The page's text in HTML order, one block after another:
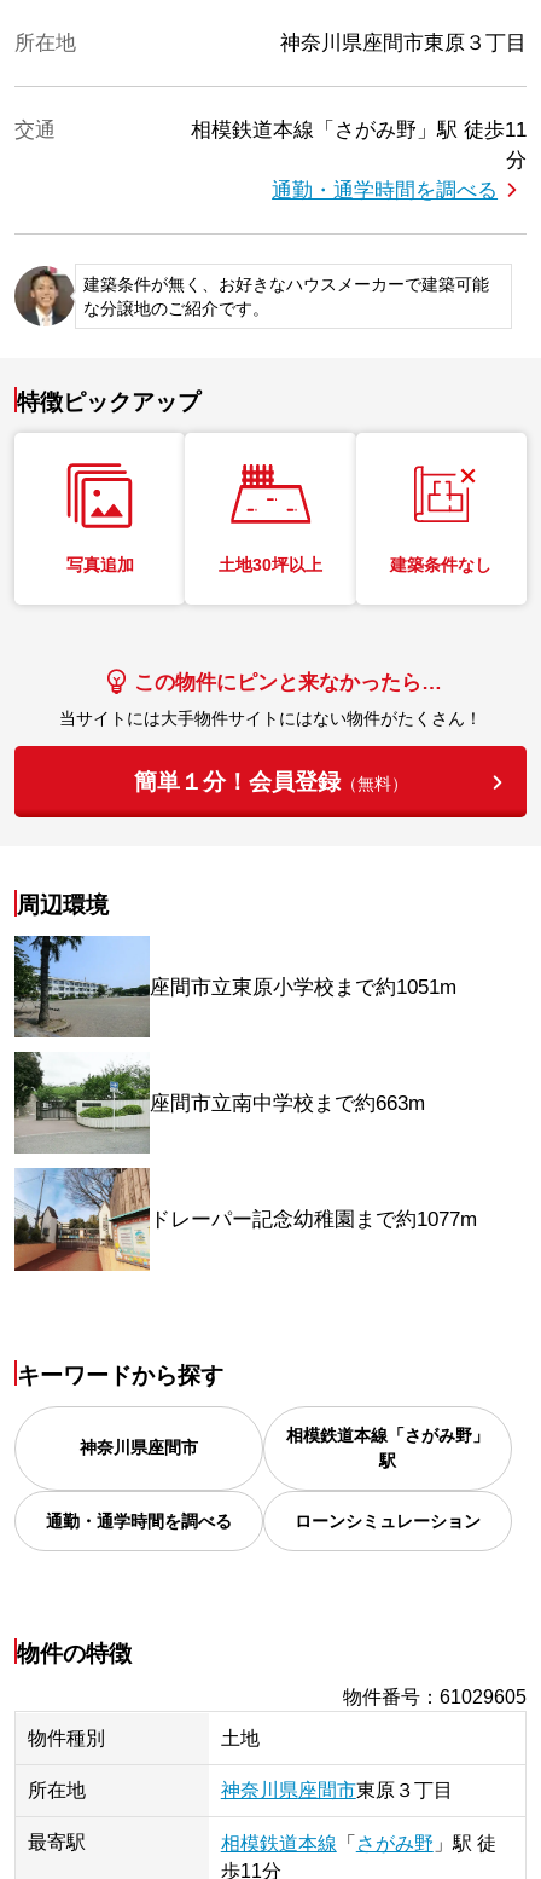
所在地 神奈川県座間市東原３丁目
交通 相模鉄道本線「さがみ野」駅 徒歩11
分
通勤・通学時間を調べる
建築条件が無く、お好きなハウスメーカーで建築可能
な分譲地のご紹介です。
特徴ピックアップ
写真追加 土地30坪以上 建築条件なし
この物件にピンと来なかったら…
当サイトには大手物件サイトにはない物件がたくさん！
簡単１分！会員登録（無料）
周辺環境
座間市立東原小学校まで約1051m
座間市立南中学校まで約663m
ドレーパー記念幼稚園まで約1077m
キーワードから探す
神奈川県座間市
相模鉄道本線「さがみ野」
駅
通勤・通学時間を調べる ローンシミュレーション
物件の特徴
物件番号 ：61029605
物件種別
土地
所在地 神奈川県座間市東原 ３丁目
最寄駅 相模鉄道本線 「 さがみ野 」 駅 徒
歩11分